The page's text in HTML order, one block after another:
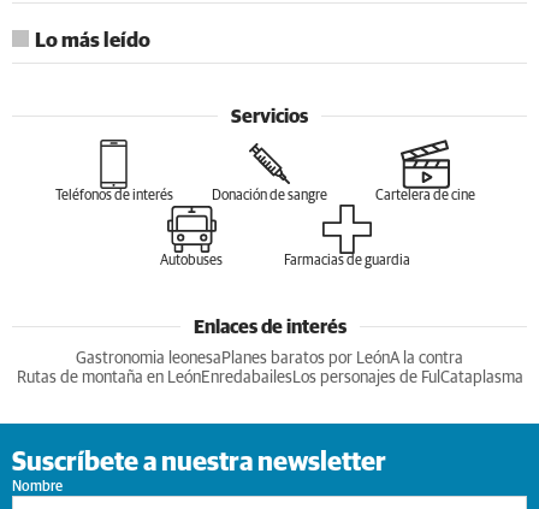
Lo más leído
Servicios
Teléfonos de interés Donación de sangre Cartelera de cine
Autobuses Farmacias de guardia
Enlaces de interés
Gastronomia leonesa Planes baratos por LeónA la contra
Rutas de montaña en LeónEnredabailesLos personajes de Ful Cataplasma
Suscríbete a nuestra newsletter
Nombre